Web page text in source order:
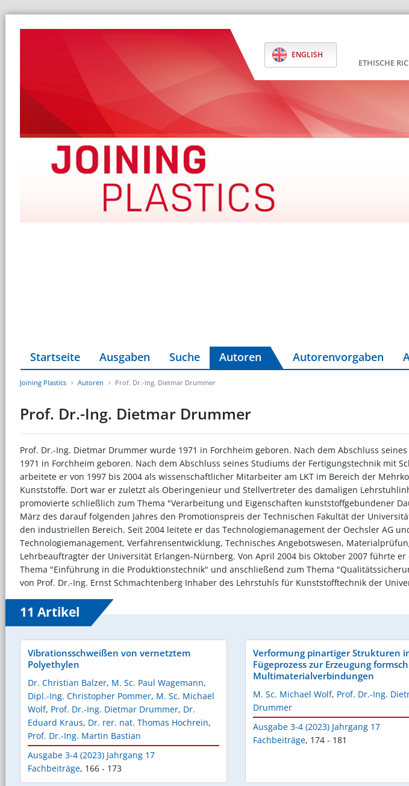
ENGLISH
ETHISCHE
Startseite Ausgaben Suche Autoren Autorenvorgaben
Joining Plastics Autoren Prof. Dr.-Ing. Dietmar Drummer
Prof. Dr.-Ing. Dietmar Drummer
Prof. Dr.-Ing. Dietmar Drummer wurde 1971 in Forchheim geboren. Nach dem Abschluss
1971 in Forchheim geboren. Nach dem Abschluss seines Studiums der Fertigungstechnik mit
arbeitete er von 1997 bis 2004 als wissenschaftlicher Mitarbeiter am LKT im Bereich der
Kunststoffe. Dort war er zuletzt als Oberingenieur und Stellvertreter des damaligen
promovierte schließlich zum Thema "Verarbeitung und Eigenschaften kunststoffgebundener
März des darauf folgenden Jahres den Promotionspreis der Technischen Fakultät der
den industriellen Bereich. Seit 2004 leitete er das Technologiemanagement der Oechsler AG
Technologiemanagement, Verfahrensentwicklung, Technisches Angebotswesen,
Lehrbeauftragter der Universität Erlangen-Nürnberg. Von April 2004 bis Oktober 2007 führte
Thema "Einführung in die Produktionstechnik" und anschließend zum Thema
von Prof. Dr.-Ing. Ernst Schmachtenberg Inhaber des Lehrstuhls für Kunststofftechnik der
11 Artikel
Vibrationsschweißen von vernetztem
Polyethylen
Dr. Christian Balzer, M. Sc. Paul Wagemann,
Dipl.-Ing. Christopher Pommer, M. Sc. Michael
Wolf, Prof. Dr.-Ing. Dietmar Drummer, Dr.
Eduard Kraus, Dr. rer. nat. Thomas Hochrein,
Prof. Dr.-Ing. Martin Bastian
Ausgabe 3-4 (2023) Jahrgang 17
Fachbeiträge, 166 - 173
Verformung pinartiger Strukturen
Fügeprozess zur Erzeugung
Multimaterialverbindungen
M. Sc. Michael Wolf, Prof. Dr.-Ing.
Drummer
Ausgabe 3-4 (2023) Jahrgang 17
Fachbeiträge, 174 - 181